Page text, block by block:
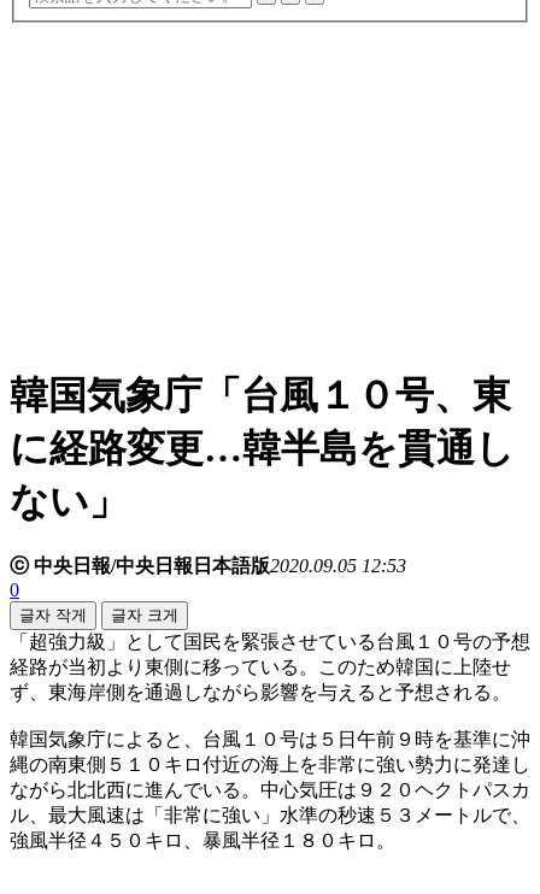
韓国気象庁「台風１０号、東
に経路変更…韓半島を貫通し
ない」
ⓒ 中央日報/中央日報日本語版2020.09.05 12:53
0
글자 작게 글자 크게
「超強力級」として国民を緊張させている台風１０号の予想
経路が当初より東側に移っている。このため韓国に上陸せ
ず、東海岸側を通過しながら影響を与えると予想される。
韓国気象庁によると、台風１０号は５日午前９時を基準に沖
縄の南東側５１０キロ付近の海上を非常に強い勢力に発達し
ながら北北西に進んでいる。中心気圧は９２０ヘクトパスカ
ル、最大風速は「非常に強い」水準の秒速５３メートルで、
強風半径４５０キロ、暴風半径１８０キロ。